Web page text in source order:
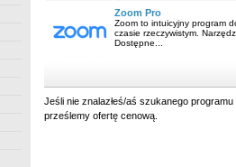
Zoom Pro
Zoom to intuicyjny program
czasie rzeczywistym.
Dostępne...
Jeśli nie znalazłeś/aś szukanego
prześlemy ofertę cenową.